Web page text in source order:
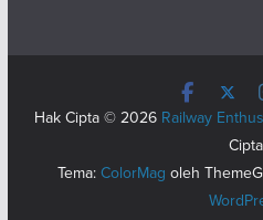
Hak Cipta © 2026 Railway
Tema:ColorMag oleh